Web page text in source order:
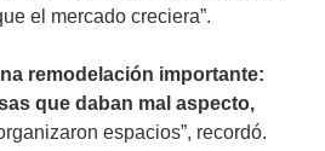
el mercado creciera”.
remodelación importante:
que daban mal aspecto,
espacios”, recordó.